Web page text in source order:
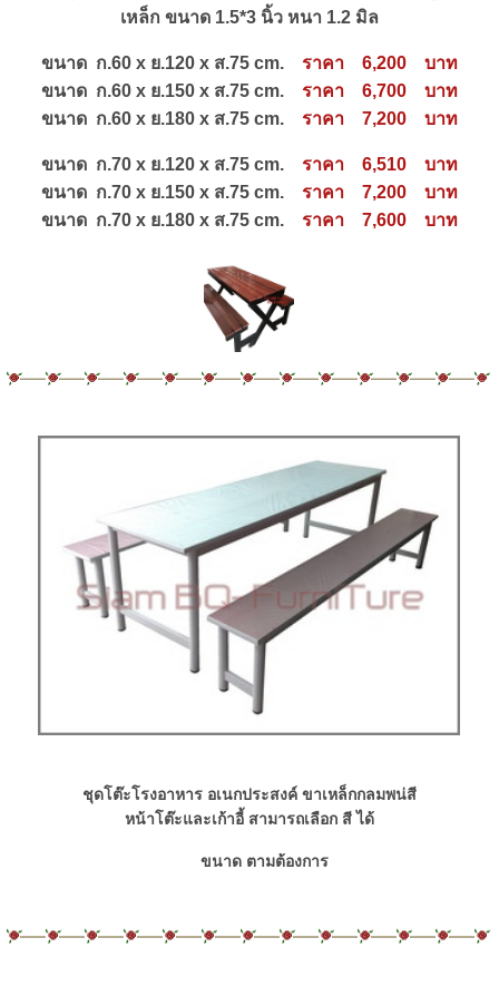
เหล็ก ขนาด 1.5*3 นิ้ว หนา 1.2 มิล
ขนาด ก.60 x ย.120 x ส.75 cm. ราคา 6,200 บาท
ขนาด ก.60 x ย.150 x ส.75 cm. ราคา 6,700 บาท
ขนาด ก.60 x ย.180 x ส.75 cm. ราคา 7,200 บาท
ขนาด ก.70 x ย.120 x ส.75 cm. ราคา 6,510 บาท
ขนาด ก.70 x ย.150 x ส.75 cm. ราคา 7,200 บาท
ขนาด ก.70 x ย.180 x ส.75 cm. ราคา 7,600 บาท
ชุดโต๊ะโรงอาหาร อเนกประสงค์ ขาเหล็กกลมพน่สี
หน้าโต๊ะและเก้าอี้ สามารถเลือกสีได้
ขนาด ตามต้องการ